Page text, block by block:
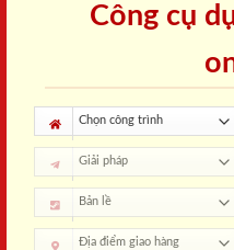
Công cụ